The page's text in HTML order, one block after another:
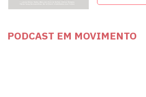
PODCAST EM MOVIMENTO